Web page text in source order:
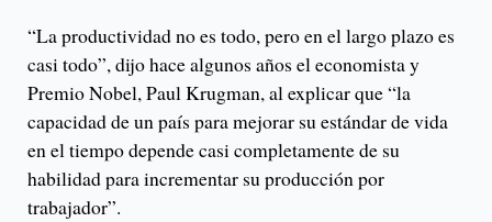
“La productividad no es todo, pero en el largo plazo es
casi todo”, dijo hace algunos años el economista y
Premio Nobel, Paul Krugman, al explicar que “la
capacidad de un país para mejorar su estándar de vida
en el tiempo depende casi completamente de su
habilidad para incrementar su producción por
trabajador”.